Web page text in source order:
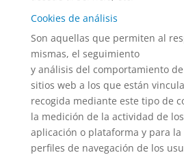
Cookies de análisis
Son aquellas que permiten al
mismas, el seguimiento
y análisis del comportamiento
sitios web a los que están
recogida mediante este tipo de
la medición de la actividad de
aplicación o plataforma y para
perfiles de navegación de los